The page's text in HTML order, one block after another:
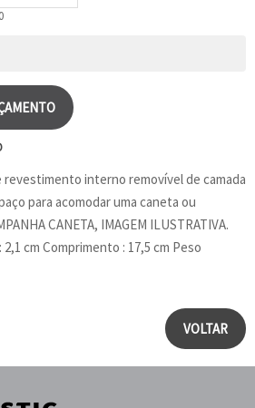
interno removível de camada
para acomodar uma caneta ou
CANETA, IMAGEM ILUSTRATIVA.
cm Comprimento : 17,5 cm Peso
VOLTAR